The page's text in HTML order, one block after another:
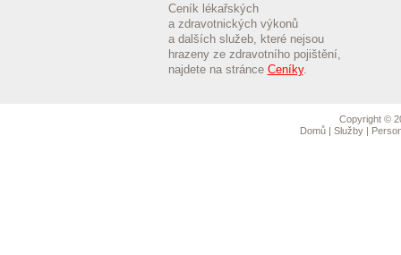
Ceník lékařských
a zdravotnických výkonů
a dalších služeb, které nejsou
hrazeny ze zdravotního pojištění,
najdete na stránce Ceníky.
Copyright ©
Domů| Služby|